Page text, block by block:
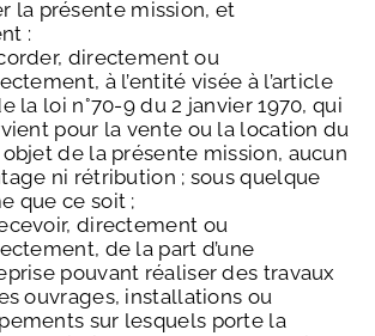
la présente mission, et
:
directement ou
à l’entité visée à l’article
la loi n°70-9 du 2 janvier 1970, qui
pour la vente ou la location du
de la présente mission, aucun
ni rétribution ; sous quelque
que ce soit ;
directement ou
de la part d’une
pouvant réaliser des travaux
ouvrages, installations ou
sur lesquels porte la